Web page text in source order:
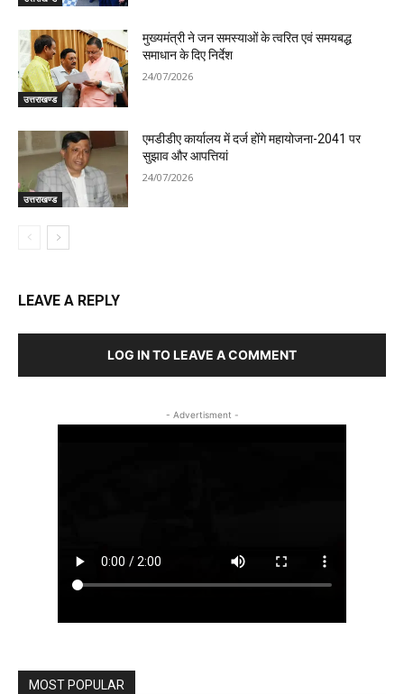
उत्तराखण्ड
मुख्यमंत्री ने जन समस्याओं के त्वरित एवं समयबद्ध
समाधान के दिए निर्देश
24/07/2026
उत्तराखण्ड
एमडीडीए कार्यालय में दर्ज होंगे महायोजना-2041 पर
सुझाव और आपत्तियां
24/07/2026
LEAVE A REPLY
LOG IN TO LEAVE A COMMENT
- Advertisment -
MOST POPULAR